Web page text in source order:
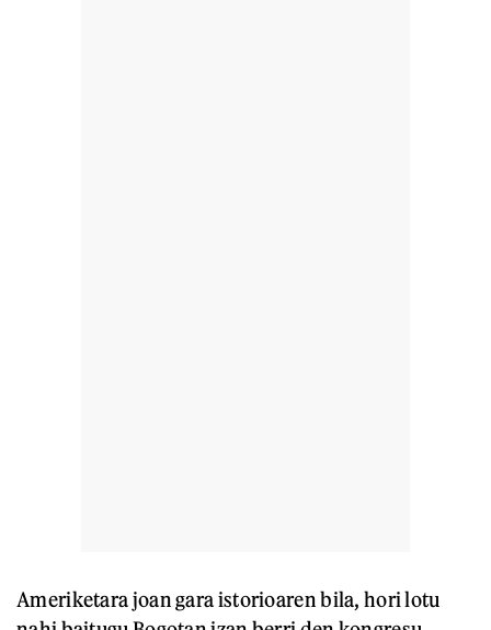
Ameriketara joan gara istorioaren bila, hori lotu